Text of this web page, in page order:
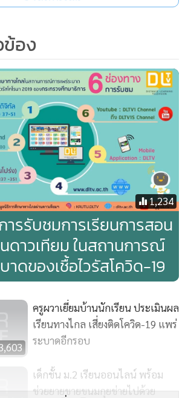
ข้อง
1,234
ารรับชมการเรียนการสอน
ดาวเทียม ในสถานการณ์
าดของเชื้อไวรัสโควิด-19
ครูผวาเยี่ยมบ้านนักเรียน ประเมินผล
เรียนทางไกล เสี่ยงติดโควิด-19 แพร่
ระบาดอีกรอบ
เด็กชั้น ม.2 เรียนออนไลน์ พร้อม
ช่วยยายขายขนมกุยช่ายไปด้วย